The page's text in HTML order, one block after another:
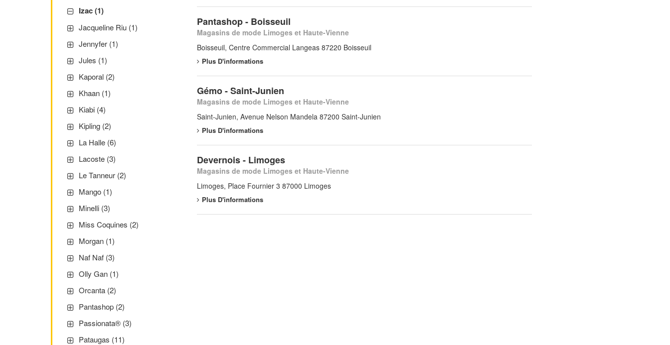
Pantashop - Boisseuil
Magasins de mode Limoges et Haute-Vienne
Boisseuil, Centre Commercial Langeas 87220 Boisseuil
Plus D'informations
Gémo - Saint-Junien
Magasins de mode Limoges et Haute-Vienne
Saint-Junien, Avenue Nelson Mandela 87200 Saint-Junien
Plus D'informations
Devernois - Limoges
Magasins de mode Limoges et Haute-Vienne
Limoges, Place Fournier 3 87000 Limoges
Plus D'informations
Izac (1)
Jacqueline Riu (1)
Jennyfer (1)
Jules (1)
Kaporal (2)
Khaan (1)
Kiabi (4)
Kipling (2)
La Halle (6)
Lacoste (3)
Le Tanneur (2)
Mango (1)
Minelli (3)
Miss Coquines (2)
Morgan (1)
Naf Naf (3)
Olly Gan (1)
Orcanta (2)
Pantashop (2)
Passionata® (3)
Pataugas (11)